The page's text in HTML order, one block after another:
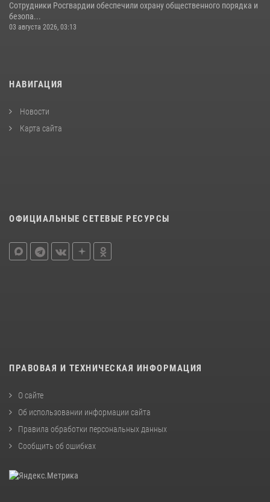
Сотрудники Росгвардии обеспечили охрану общественного порядка и
безопа...
03 августа 2026, 03:13
НАВИГАЦИЯ
Новости
Карта сайта
ОФИЦИАЛЬНЫЕ СЕТЕВЫЕ РЕСУРСЫ
ПРАВОВАЯ И ТЕХНИЧЕСКАЯ ИНФОРМАЦИЯ
О сайте
Об использовании информации сайта
Правила обработки персональных данных
Сообщить об ошибках